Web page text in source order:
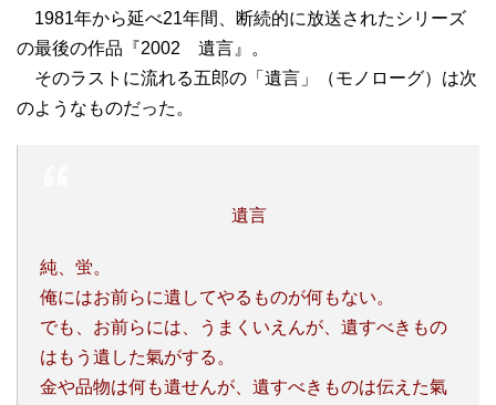
1981年から延べ21年間、断続的に放送されたシリーズ
の最後の作品『2002 遺言』。
そのラストに流れる五郎の「遺言」（モノローグ）は次
のようなものだった。
遺言
純、蛍。
俺にはお前らに遺してやるものが何もない。
でも、お前らには、うまくいえんが、遺すべきもの
はもう遺した氣がする。
金や品物は何も遺せんが、遺すべきものは伝えた氣